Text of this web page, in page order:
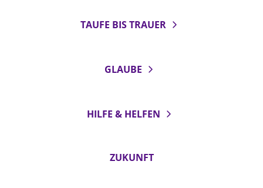
TAUFE BIS TRAUER
GLAUBE
HILFE & HELFEN
ZUKUNFT